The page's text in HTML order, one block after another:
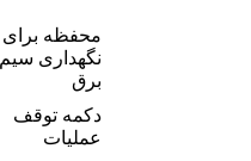
محفظه برای
نگهداری سیم
برق
دکمه توقف
عملیات